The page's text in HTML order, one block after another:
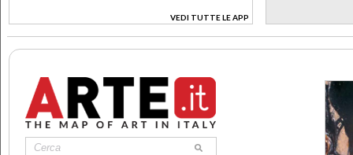
VEDI TUTTE LE APP
>